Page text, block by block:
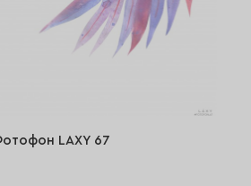
LAXY 67